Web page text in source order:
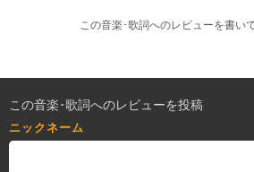
この音楽･歌詞へのレビューを書い
この音楽･歌詞へのレビューを投稿
ニックネーム